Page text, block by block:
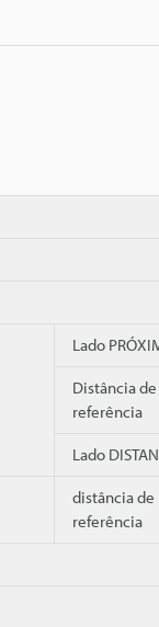
Lado
Distância de
referência
Lado
distância de
referência